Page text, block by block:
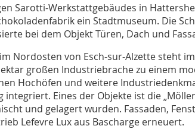
Sarotti-Werkstattgebäudes in
ein Stadtmuseum. Die
bei dem Objekt Türen, Dach und
Nordosten von Esch-sur-Alzette steht
großen Industriebrache zu einem
Hochöfen und weitere
Eines der Objekte ist die
und gelagert wurden. Fassaden,
Lefevre Lux aus Bascharge erneuert.